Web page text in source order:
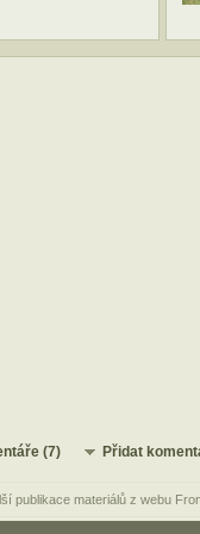
(7) Přidat
publikace materiálů z webu